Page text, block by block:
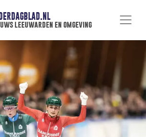
leeuwarden en omgeving